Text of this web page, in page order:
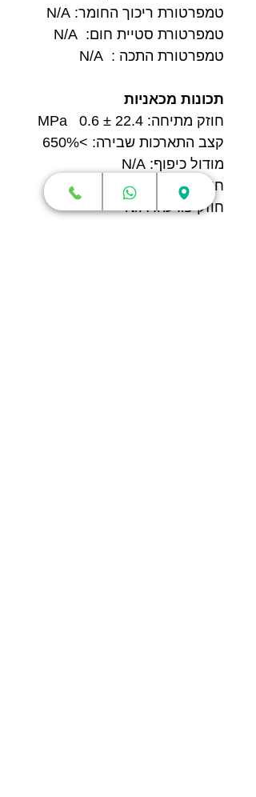
טמפרטורת ריכוך החומר: N/A
טמפרטורת סטיית חום: N/A
טמפרטורת התכה : N/A
תכונות מכאניות
חוזק מתיחה: 22.4 ± 0.6 MPa
קצב התארכות שבירה: >650%
מודול כיפוף: N/A
חוזק כיפוף: N/A
חוזק פגיעה: N/A